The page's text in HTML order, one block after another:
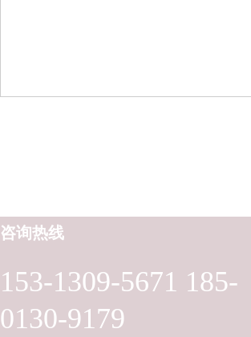
153-1309-5671 185-
0130-9179
咨询热线